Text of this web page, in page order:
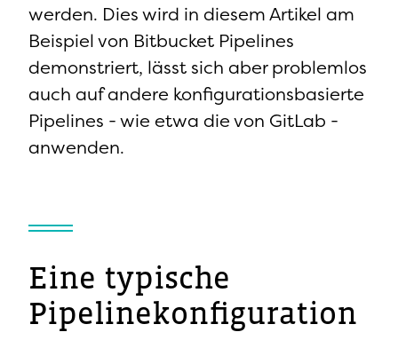
werden. Dies wird in diesem Artikel am
Beispiel von Bitbucket Pipelines
demonstriert, lässt sich aber problemlos
auch auf andere konfigurationsbasierte
Pipelines - wie etwa die von GitLab -
anwenden.
Eine typische
Pipelinekonfigu­ration